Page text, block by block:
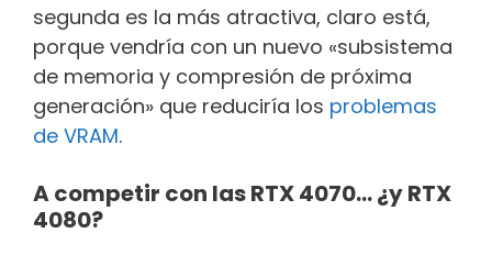
segunda es la más atractiva, claro está,
porque vendría con un nuevo «subsistema
de memoria y compresión de próxima
generación» que reduciría los problemas
de VRAM.
A competir con las RTX 4070… ¿y RTX
4080?